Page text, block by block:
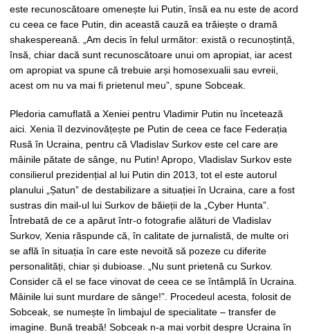
este recunoscătoare omenește lui Putin, însă ea nu este de acord
cu ceea ce face Putin, din această cauză ea trăiește o dramă
shakespereană. „Am decis în felul următor: există o recunoștință,
însă, chiar dacă sunt recunoscătoare unui om apropiat, iar acest
om apropiat va spune că trebuie arși homosexualii sau evreii,
acest om nu va mai fi prietenul meu”, spune Sobceak.
Pledoria camuflată a Xeniei pentru Vladimir Putin nu încetează
aici. Xenia îl dezvinovățește pe Putin de ceea ce face Federația
Rusă în Ucraina, pentru că Vladislav Surkov este cel care are
mâinile pătate de sânge, nu Putin! Apropo, Vladislav Surkov este
consilierul prezidențial al lui Putin din 2013, tot el este autorul
planului „Șatun” de destabilizare a situației în Ucraina, care a fost
sustras din mail-ul lui Surkov de băieții de la „Cyber Hunta”.
Întrebată de ce a apărut într-o fotografie alături de Vladislav
Surkov, Xenia răspunde că, în calitate de jurnalistă, de multe ori
se află în situația în care este nevoită să pozeze cu diferite
personalități, chiar și dubioase. „Nu sunt prietenă cu Surkov.
Consider că el se face vinovat de ceea ce se întâmplă în Ucraina.
Mâinile lui sunt murdare de sânge!”. Procedeul acesta, folosit de
Sobceak, se numește în limbajul de specialitate – transfer de
imagine. Bună treabă! Sobceak n-a mai vorbit despre Ucraina în